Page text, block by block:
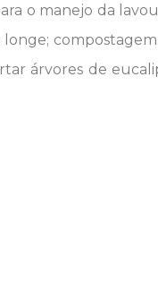
o manejo da
árvores de